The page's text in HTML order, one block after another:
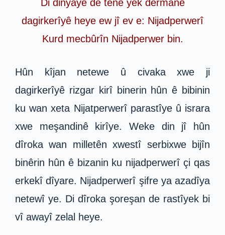
Di dinyayê de tenê yek dermanê
dagirkerîyê heye ew jî ev e: Nijadperwerî
Kurd mecbûrîn Nijadperwer bin.
Hûn kîjan netewe û civaka xwe ji
dagirkerîyê rizgar kirî binerin hûn ê bibinin
ku wan xeta Nijatperwerî parastîye û israra
xwe meşandinê kirîye. Weke din jî hûn
dîroka wan milletên xwestî serbixwe bijîn
binêrin hûn ê bizanin ku nijadperwerî çi qas
erkekî dîyare. Nijadperwerî şifre ya azadîya
netewî ye. Di dîroka şoreşan de rastîyek bi
vî awayî zelal heye.